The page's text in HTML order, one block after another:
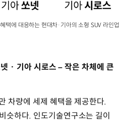
택에 대응하는 현대차·기아의 소형 SUV 라인업
· 기아 시로스 – 작은 차체에 큰
차량에 세제 혜택을 제공한다.
슷하다. 인도기술연구소는 길이